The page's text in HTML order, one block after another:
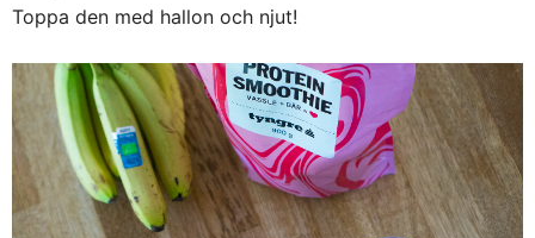
Toppa den med hallon och njut!